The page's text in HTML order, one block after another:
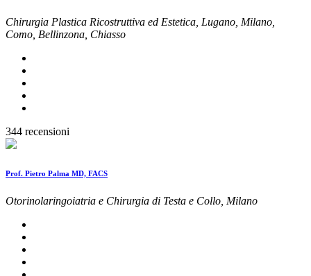
Chirurgia Plastica Ricostruttiva ed Estetica, Lugano, Milano,
Como, Bellinzona, Chiasso
344 recensioni
Prof. Pietro Palma MD, FACS
Otorinolaringoiatria e Chirurgia di Testa e Collo, Milano